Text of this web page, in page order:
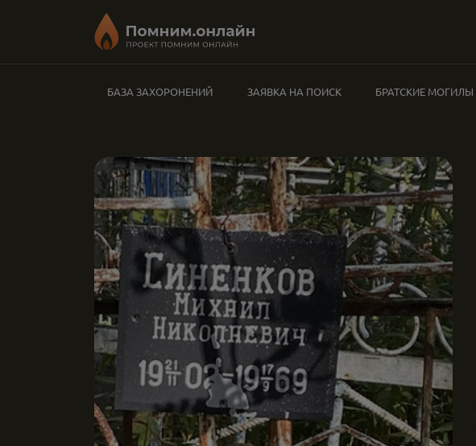
БАЗА ЗАХОРОНЕНИЙ ЗАЯВКА НА ПОИСК БРАТСКИЕ МОГИЛЫ